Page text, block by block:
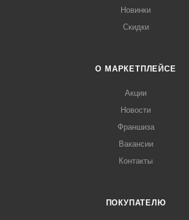
Новинки
Скидки
О МАРКЕТПЛЕЙСЕ
Акции
Новости
Франшиза
Вакансии
Контакты
ПОКУПАТЕЛЮ